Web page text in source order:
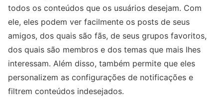
todos os conteúdos que os usuários desejam. Com
ele, eles podem ver facilmente os posts de seus
amigos, dos quais são fãs, de seus grupos favoritos,
dos quais são membros e dos temas que mais lhes
interessam. Além disso, também permite que eles
personalizem as configurações de notificações e
filtrem conteúdos indesejados.